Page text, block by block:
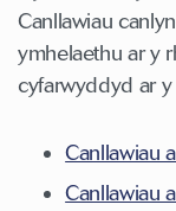
Canllawiau
ymhelaethu ar y
cyfarwyddyd ar
Canllawiau
Canllawiau